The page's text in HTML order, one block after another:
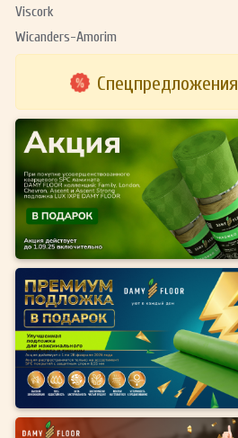
Viscork
Wicanders-Amorim
Спецпредложения